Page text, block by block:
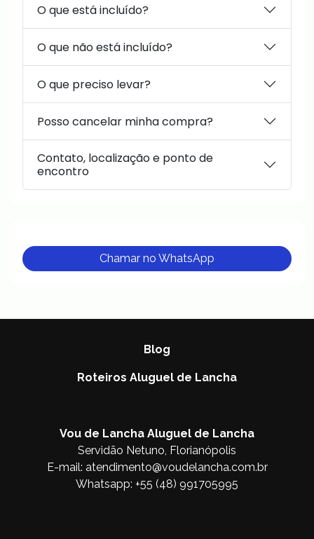
O que está incluído?
O que não está incluído?
O que preciso levar?
Posso cancelar minha compra?
Contato, localização e ponto de
encontro
Chamar no WhatsApp
Blog
Roteiros Aluguel de Lancha
Vou de Lancha Aluguel de Lancha
Servidão Netuno, Florianópolis
E-mail: atendimento@voudelancha.com.br
Whatsapp: +55 (48) 991705995